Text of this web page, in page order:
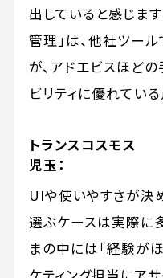
出していると感じま
管理」は、他社ツー
が、アドエビスほど
ビリティに優れてい
トランスコスモス
児玉：
UIや使いやすさが決
選ぶケースは実際に
まの中には「経験が